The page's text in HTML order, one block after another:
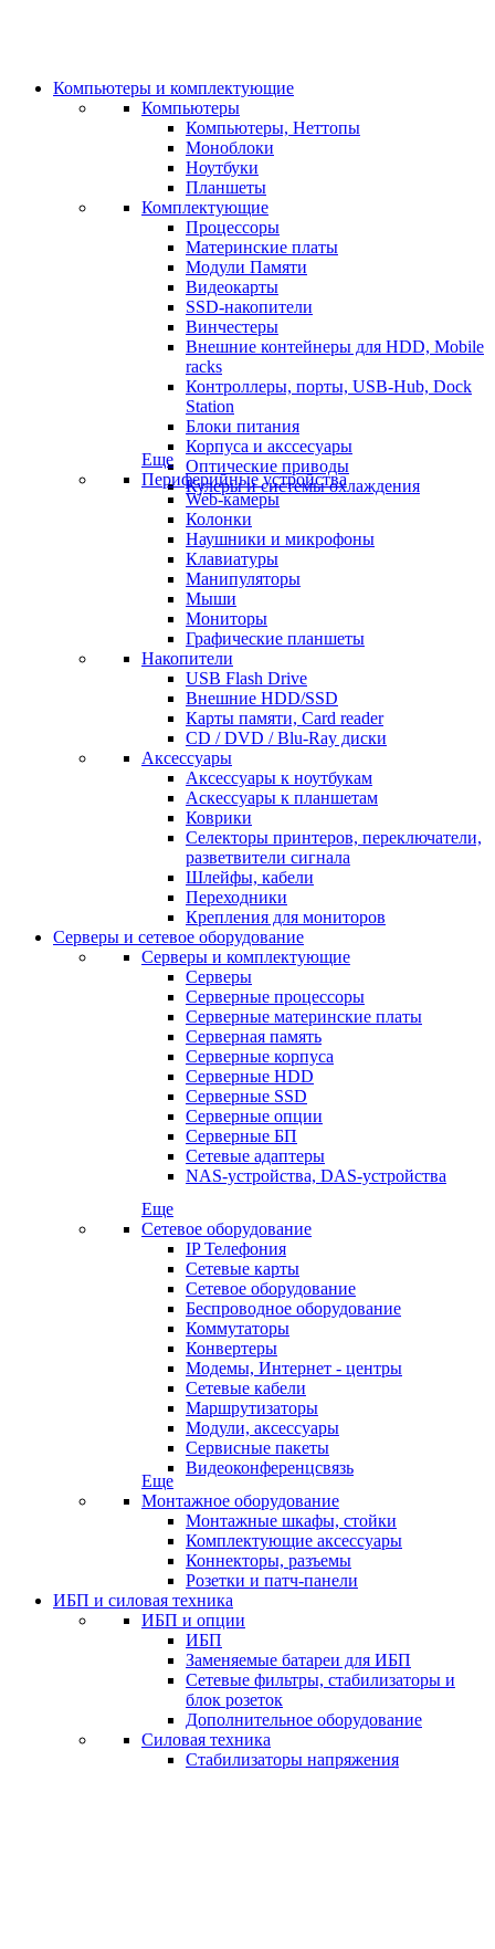
Компьютеры и комплектующие
Компьютеры
Компьютеры, Неттопы
Моноблоки
Ноутбуки
Планшеты
Комплектующие
Процессоры
Материнские платы
Модули Памяти
Видеокарты
SSD-накопители
Винчестеры
Внешние контейнеры для HDD, Mobile
racks
Контроллеры, порты, USB-Hub, Dock
Station
Блоки питания
Корпуса и акссесуары
Оптические приводы
Кулеры и системы охлаждения
Еще
Периферийные устройства
Web-камеры
Колонки
Наушники и микрофоны
Клавиатуры
Манипуляторы
Мыши
Мониторы
Графические планшеты
Накопители
USB Flash Drive
Внешние HDD/SSD
Карты памяти, Card reader
CD / DVD / Blu-Ray диски
Аксессуары
Аксессуары к ноутбукам
Аскессуары к планшетам
Коврики
Селекторы принтеров, переключатели,
разветвители сигнала
Шлейфы, кабели
Переходники
Крепления для мониторов
Серверы и сетевое оборудование
Серверы и комплектующие
Серверы
Серверные процессоры
Серверные материнские платы
Серверная память
Серверные корпуса
Серверные HDD
Серверные SSD
Серверные опции
Серверные БП
Сетевые адаптеры
NAS-устройства, DAS-устройства
Еще
Сетевое оборудование
IP Телефония
Сетевые карты
Сетевое оборудование
Беспроводное оборудование
Коммутаторы
Конвертеры
Модемы, Интернет - центры
Сетевые кабели
Маршрутизаторы
Модули, аксессуары
Сервисные пакеты
Видеоконференцсвязь
Еще
Монтажное оборудование
Монтажные шкафы, стойки
Комплектующие аксессуары
Коннекторы, разъемы
Розетки и патч-панели
ИБП и силовая техника
ИБП и опции
ИБП
Заменяемые батареи для ИБП
Сетевые фильтры, стабилизаторы и
блок розеток
Дополнительное оборудование
Силовая техника
Стабилизаторы напряжения